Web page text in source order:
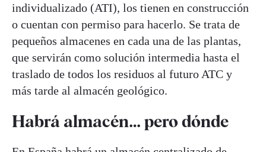
individualizado (ATI), los tienen en construcción
o cuentan con permiso para hacerlo. Se trata de
pequeños almacenes en cada una de las plantas,
que servirán como solución intermedia hasta el
traslado de todos los residuos al futuro ATC y
más tarde al almacén geológico.
Habrá almacén… pero dónde